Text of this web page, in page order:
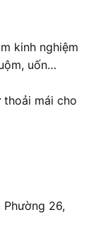
kinh nghiệm
uốn…
thoải mái cho
26,